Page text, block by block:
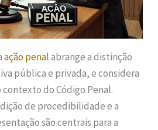
ação penalabrange a distinção
pública e privada, e considera
contexto do Código Penal.
de procedibilidade e a
são centrais para a